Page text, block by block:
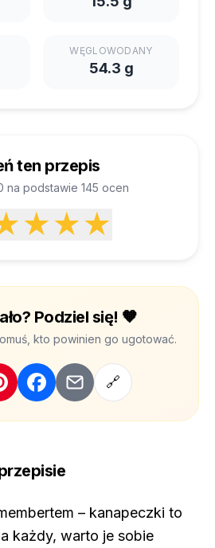
WĘGLOWODANY
54.3 g
ten przepis
na podstawie 145 ocen
★★★
Podziel się! 🧡
kto powinien go ugotować.
🔗
– kanapeczki to
każdy, warto je sobie